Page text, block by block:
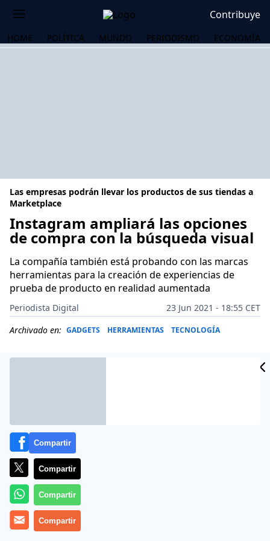
Contribuye
HOME POLÍTICA MUNDO PERIODISMO ECONOMÍA
Las empresas podrán llevar los productos de sus tiendas a
Marketplace
Instagram ampliará las opciones
de compra con la búsqueda visual
La compañía también está probando con las marcas
herramientas para la creación de experiencias de
prueba de producto en realidad aumentada
Periodista Digital
23 Jun 2021 - 18:55 CET
Archivado en: GADGETS HERRAMIENTAS TECNOLOGÍA
Más información
Compartir
Compartir
Compartir
Compartir